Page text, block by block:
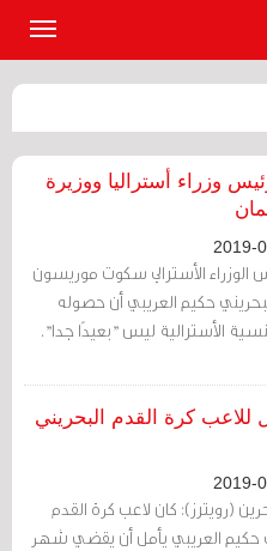
وزراء أستراليا ووزيرة
الوزراء الأسترالي سكوت موريسون
حكيم العريبي أن حصوله
الأسترالية ليس "بعيدًا جدا".
كرة القدم البحريني
(رويترز): كان لاعب كرة القدم
حكيم العريبي يأمل أن يقضي شهر